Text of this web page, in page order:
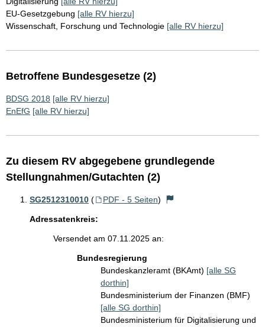
EU-Gesetzgebung [alle RV hierzu]
Wissenschaft, Forschung und Technologie [alle RV hierzu]
Betroffene Bundesgesetze (2)
BDSG 2018 [alle RV hierzu]
EnEfG [alle RV hierzu]
Zu diesem RV abgegebene grundlegende
Stellungnahmen/Gutachten (2)
SG2512310010 ( PDF - 5 Seiten)
Adressatenkreis:
Versendet am 07.11.2025 an:
Bundesregierung
Bundeskanzleramt (BKAmt) [alle SG
dorthin]
Bundesministerium der Finanzen (BMF)
[alle SG dorthin]
Bundesministerium für Digitalisierung und